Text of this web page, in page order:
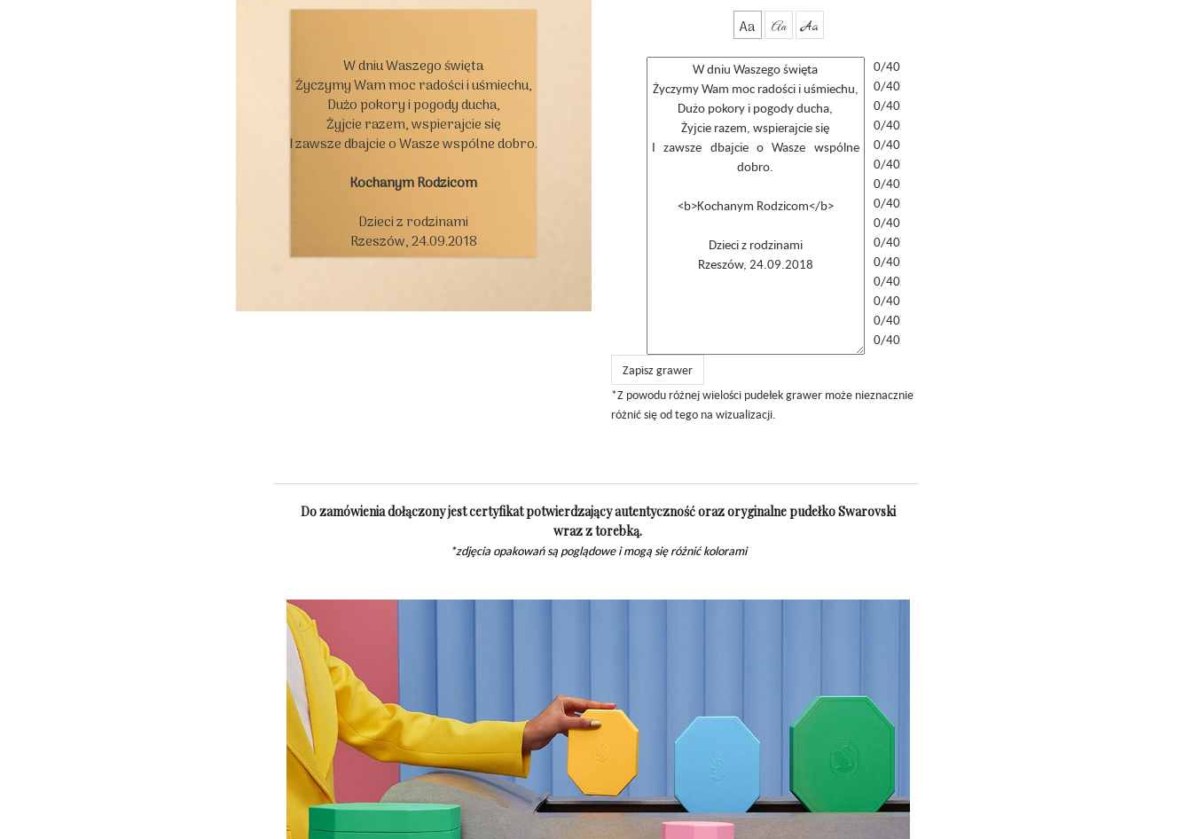
W dniu Waszego święta
Życzymy Wam moc radości i uśmiechu,
Dużo pokory i pogody ducha,
Żyjcie razem, wspierajcie się
I zawsze dbajcie o Wasze wspólne dobro.
Kochanym Rodzicom
Dzieci z rodzinami
Rzeszów, 24.09.2018
Aa Aa Aa
0/40
0/40
0/40
0/40
0/40
0/40
0/40
0/40
0/40
0/40
0/40
0/40
0/40
0/40
0/40
Zapisz grawer
*Z powodu różnej wielości pudełek grawer może nieznacznie
różnić się od tego na wizualizacji.
Do zamówienia dołączony jest certyfikat potwierdzający autentyczność oraz oryginalne pudełko Swarovski
wraz z torebką.
*zdjęcia opakowań są poglądowe i mogą się różnić kolorami